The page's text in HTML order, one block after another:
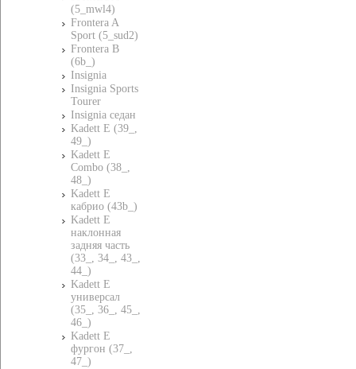
(5_mwl4)
Frontera A
Sport (5_sud2)
Frontera B
(6b_)
Insignia
Insignia Sports
Tourer
Insignia седан
Kadett E (39_,
49_)
Kadett E
Combo (38_,
48_)
Kadett E
кабрио (43b_)
Kadett E
наклонная
задняя часть
(33_, 34_, 43_,
44_)
Kadett E
универсал
(35_, 36_, 45_,
46_)
Kadett E
фургон (37_,
47_)